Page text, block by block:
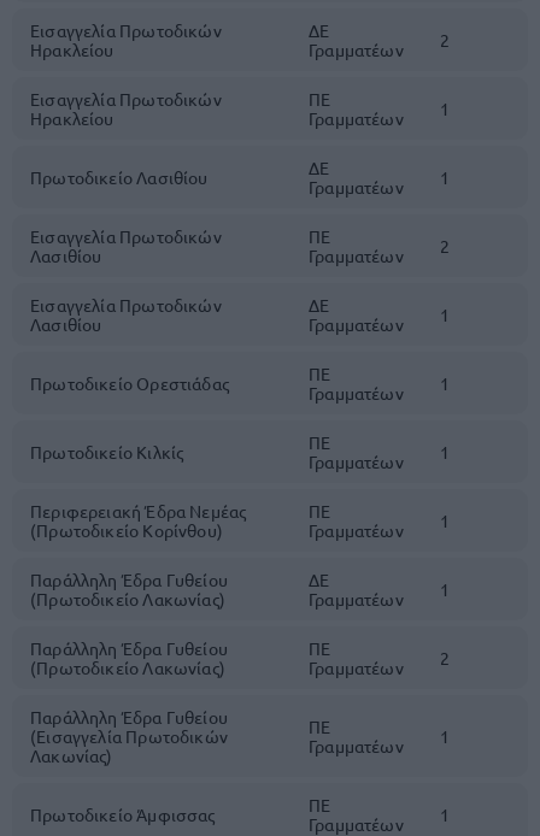
Εισαγγελία Πρωτοδικών
Ηρακλείου
ΔΕ
Γραμματέων
2
Εισαγγελία Πρωτοδικών
Ηρακλείου
ΠΕ
Γραμματέων
1
Πρωτοδικείο Λασιθίου
ΔΕ
Γραμματέων
1
Εισαγγελία Πρωτοδικών
Λασιθίου
ΠΕ
Γραμματέων
2
Εισαγγελία Πρωτοδικών
Λασιθίου
ΔΕ
Γραμματέων
1
Πρωτοδικείο Ορεστιάδας
ΠΕ
Γραμματέων
1
Πρωτοδικείο Κιλκίς
ΠΕ
Γραμματέων
1
Περιφερειακή Έδρα Νεμέας
(Πρωτοδικείο Kορίνθου)
ΠΕ
Γραμματέων
1
Παράλληλη Έδρα Γυθείου
(Πρωτοδικείο Λακωνίας)
ΔΕ
Γραμματέων
1
Παράλληλη Έδρα Γυθείου
(Πρωτοδικείο Λακωνίας)
ΠΕ
Γραμματέων
2
Παράλληλη Έδρα Γυθείου
(Εισαγγελία Πρωτοδικών
Λακωνίας)
ΠΕ
Γραμματέων
1
Πρωτοδικείο Άμφισσας
ΠΕ
Γραμματέων
1